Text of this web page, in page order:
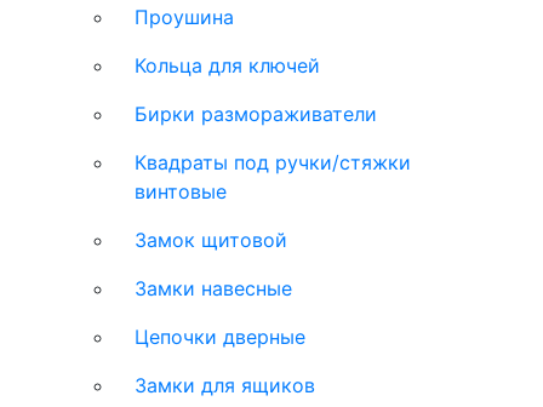
Проушина
Кольца для ключей
Бирки размораживатели
Квадраты под ручки/стяжки
винтовые
Замок щитовой
Замки навесные
Цепочки дверные
Замки для ящиков